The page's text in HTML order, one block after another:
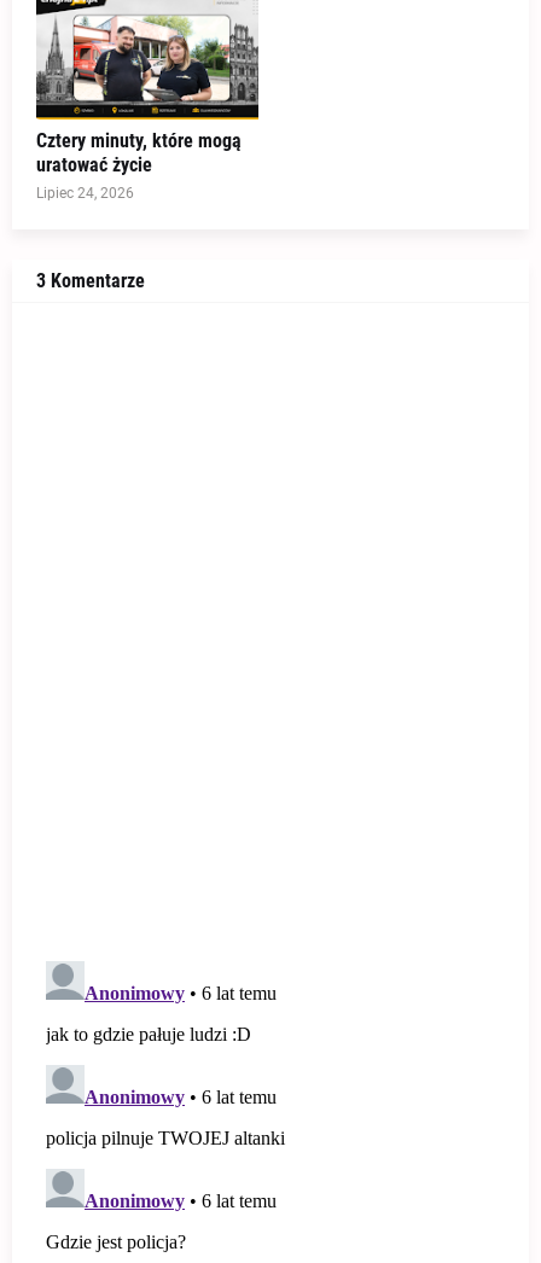
Cztery minuty, które mogą
uratować życie
Lipiec 24, 2026
3 Komentarze